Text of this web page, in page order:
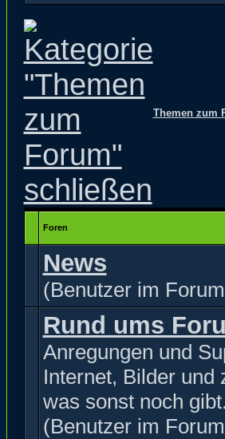
Themen zum
Foren
News
(Benutzer im
Rund ums
Anregungen und
Internet, Bilder und
was sonst noch gibt.
(Benutzer im